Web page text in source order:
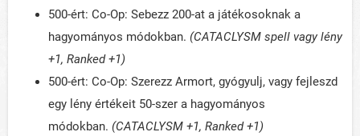
500-ért: Co-Op: Sebezz 200-at a játékosoknak a
hagyományos módokban. (CATACLYSM spell vagy lény
+1, Ranked+1)
500-ért: Co-Op: Szerezz Armort, gyógyulj, vagy fejleszd
egy lény értékeit 50-szer a hagyományos
módokban. (CATACLYSM +1, Ranked+1)